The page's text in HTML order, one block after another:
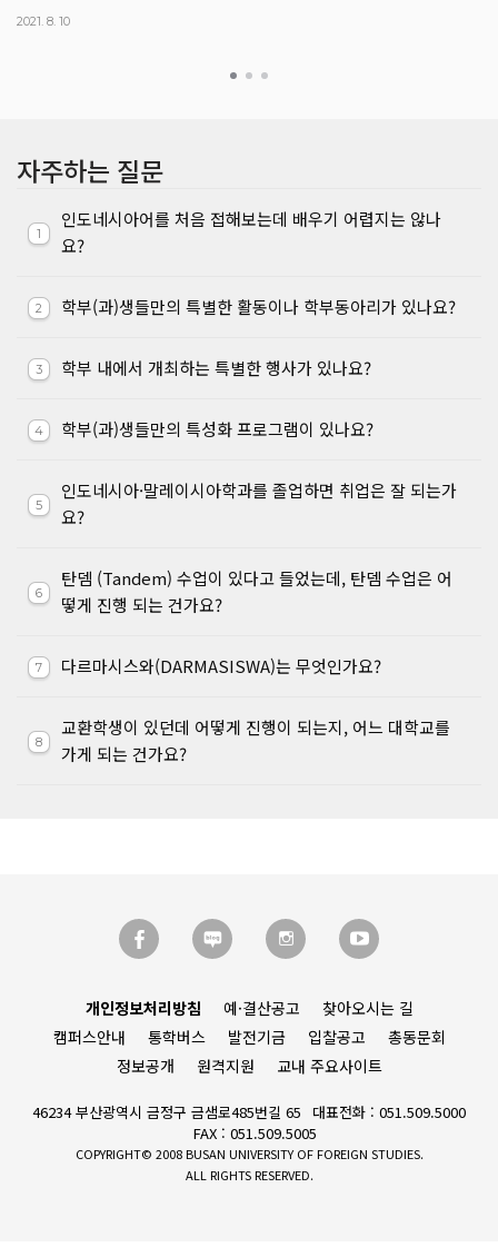
2021. 8. 10
자주하는 질문
1
인도네시아어를 처음 접해보는데 배우기 어렵지는 않나
요?
2 학부(과)생들만의 특별한 활동이나 학부동아리가 있나요?
3 학부 내에서 개최하는 특별한 행사가 있나요?
4 학부(과)생들만의 특성화 프로그램이 있나요?
5
인도네시아·말레이시아학과를 졸업하면 취업은 잘 되는가
요?
6
탄뎀 (Tandem) 수업이 있다고 들었는데, 탄뎀 수업은 어
떻게 진행 되는 건가요?
7 다르마시스와(DARMASISWA)는 무엇인가요?
8
교환학생이 있던데 어떻게 진행이 되는지, 어느 대학교를
가게 되는 건가요?
개인정보처리방침 예·결산공고
찾아오시는 길
캠퍼스안내
통학버스 발전기금 입찰공고
총동문회
정보공개
원격지원 교내 주요사이트
46234 부산광역시 금정구 금샘로485번길 65
대표전화 : 051.509.5000
FAX : 051.509.5005
COPYRIGHT© 2008 BUSAN UNIVERSITY OF FOREIGN STUDIES.
ALL RIGHTS RESERVED.